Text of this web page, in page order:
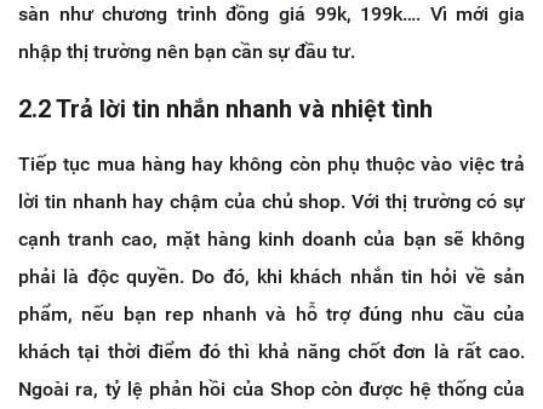
sàn như chương trình đồng giá 99k, 199k…. Vì mới gia
nhập thị trường nên bạn cần sự đầu tư.
2.2 Trả lời tin nhắn nhanh và nhiệt tình
Tiếp tục mua hàng hay không còn phụ thuộc vào việc trả
lời tin nhanh hay chậm của chủ shop. Với thị trường có sự
cạnh tranh cao, mặt hàng kinh doanh của bạn sẽ không
phải là độc quyền. Do đó, khi khách nhắn tin hỏi về sản
phẩm, nếu bạn rep nhanh và hỗ trợ đúng nhu cầu của
khách tại thời điểm đó thì khả năng chốt đơn là rất cao.
Ngoài ra, tỷ lệ phản hồi của Shop còn được hệ thống của